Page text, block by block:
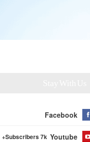
Facebook
Youtube
Subscribers 7k+